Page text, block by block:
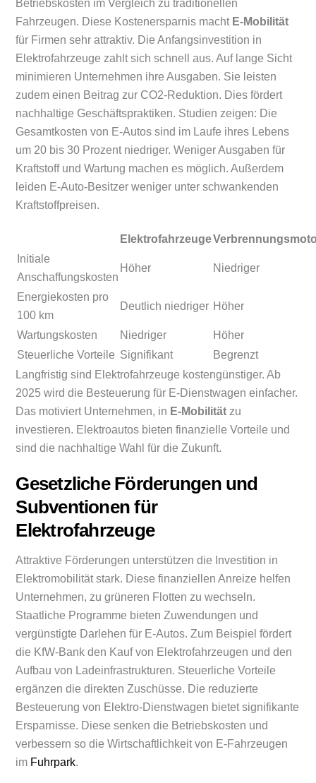
Betriebskosten im Vergleich zu traditionellen
Fahrzeugen. Diese Kostenersparnis macht E-Mobilität
für Firmen sehr attraktiv. Die Anfangsinvestition in
Elektrofahrzeuge zahlt sich schnell aus. Auf lange Sicht
minimieren Unternehmen ihre Ausgaben. Sie leisten
zudem einen Beitrag zur CO2-Reduktion. Dies fördert
nachhaltige Geschäftspraktiken. Studien zeigen: Die
Gesamtkosten von E-Autos sind im Laufe ihres Lebens
um 20 bis 30 Prozent niedriger. Weniger Ausgaben für
Kraftstoff und Wartung machen es möglich. Außerdem
leiden E-Auto-Besitzer weniger unter schwankenden
Kraftstoffpreisen.
Elektrofahrzeuge
Initiale
Anschaffungskosten
Höher Niedriger
Energiekosten pro
100 km
Deutlich niedriger Höher
Wartungskosten Niedriger
Höher
Steuerliche Vorteile Signifikant
Begrenzt
Langfristig sind Elektrofahrzeuge kostengünstiger. Ab
2025 wird die Besteuerung für E-Dienstwagen einfacher.
Das motiviert Unternehmen, in E-Mobilität zu
investieren. Elektroautos bieten finanzielle Vorteile und
sind die nachhaltige Wahl für die Zukunft.
Gesetzliche Förderungen und
Subventionen für
Elektrofahrzeuge
Attraktive Förderungen unterstützen die Investition in
Elektromobilität stark. Diese finanziellen Anreize helfen
Unternehmen, zu grüneren Flotten zu wechseln.
Staatliche Programme bieten Zuwendungen und
vergünstigte Darlehen für E-Autos. Zum Beispiel fördert
die KfW-Bank den Kauf von Elektrofahrzeugen und den
Aufbau von Ladeinfrastrukturen. Steuerliche Vorteile
ergänzen die direkten Zuschüsse. Die reduzierte
Besteuerung von Elektro-Dienstwagen bietet signifikante
Ersparnisse. Diese senken die Betriebskosten und
verbessern so die Wirtschaftlichkeit von E-Fahrzeugen
im Fuhrpark.